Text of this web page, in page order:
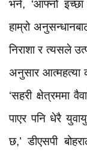
भने, ‘आफ्नो
हाम्रो
निराशा र त्यसले
अनुसार आत्महत्या
‘सहरी क्षेत्रममा
पाएर पनि धेरै
छ,’ डीएसपी